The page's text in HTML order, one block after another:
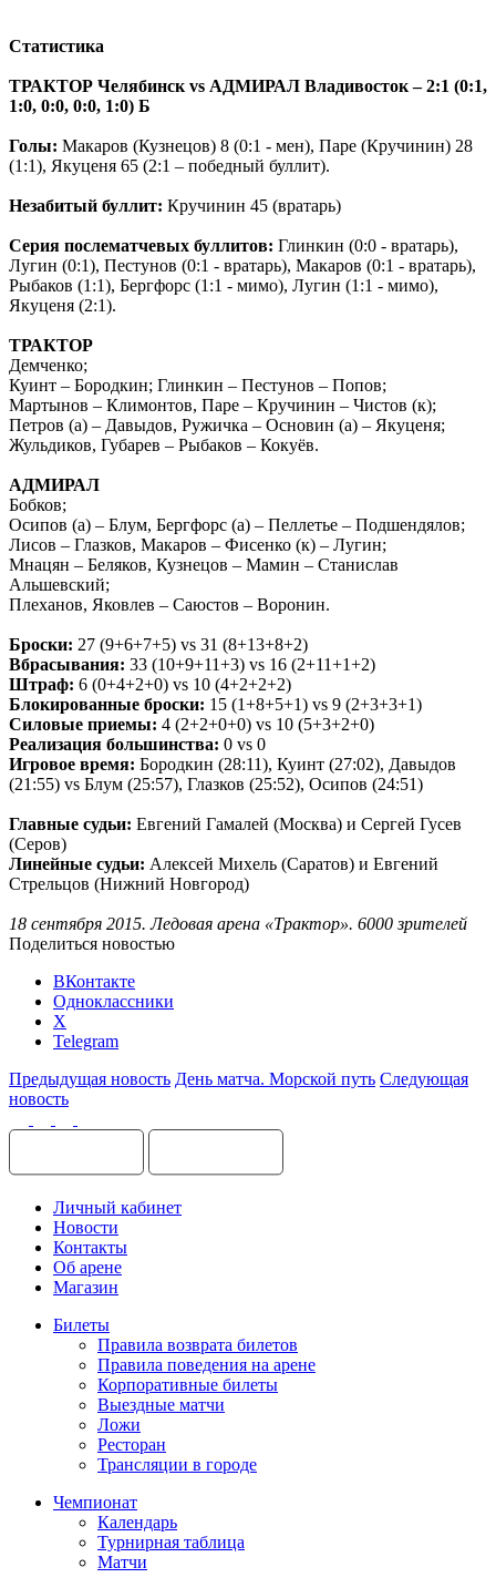
Статистика
ТРАКТОР Челябинск vs АДМИРАЛ Владивосток – 2:1 (0:1,
1:0, 0:0, 0:0, 1:0) Б
Голы: Макаров (Кузнецов) 8 (0:1 - мен), Паре (Кручинин) 28
(1:1), Якуценя 65 (2:1 – победный буллит).
Незабитый буллит: Кручинин 45 (вратарь)
Серия послематчевых буллитов: Глинкин (0:0 - вратарь),
Лугин (0:1), Пестунов (0:1 - вратарь), Макаров (0:1 - вратарь),
Рыбаков (1:1), Бергфорс (1:1 - мимо), Лугин (1:1 - мимо),
Якуценя (2:1).
ТРАКТОР
Демченко;
Куинт – Бородкин; Глинкин – Пестунов – Попов;
Мартынов – Климонтов, Паре – Кручинин – Чистов (к);
Петров (а) – Давыдов, Ружичка – Основин (а) – Якуценя;
Жульдиков, Губарев – Рыбаков – Кокуёв.
АДМИРАЛ
Бобков;
Осипов (а) – Блум, Бергфорс (а) – Пеллетье – Подшендялов;
Лисов – Глазков, Макаров – Фисенко (к) – Лугин;
Мнацян – Беляков, Кузнецов – Мамин – Станислав
Альшевский;
Плеханов, Яковлев – Саюстов – Воронин.
Броски: 27 (9+6+7+5) vs 31 (8+13+8+2)
Вбрасывания: 33 (10+9+11+3) vs 16 (2+11+1+2)
Штраф: 6 (0+4+2+0) vs 10 (4+2+2+2)
Блокированные броски: 15 (1+8+5+1) vs 9 (2+3+3+1)
Силовые приемы: 4 (2+2+0+0) vs 10 (5+3+2+0)
Реализация большинства: 0 vs 0
Игровое время: Бородкин (28:11), Куинт (27:02), Давыдов
(21:55) vs Блум (25:57), Глазков (25:52), Осипов (24:51)
Главные судьи: Евгений Гамалей (Москва) и Сергей Гусев
(Серов)
Линейные судьи: Алексей Михель (Саратов) и Евгений
Стрельцов (Нижний Новгород)
18 сентября 2015. Ледовая арена «Трактор». 6000 зрителей
Поделиться новостью
ВКонтакте
Одноклассники
X
Telegram
Предыдущая новость День матча. Морской путь Следующая
новость
Личный кабинет
Новости
Контакты
Об арене
Магазин
Билеты
Правила возврата билетов
Правила поведения на арене
Корпоративные билеты
Выездные матчи
Ложи
Ресторан
Трансляции в городе
Чемпионат
Календарь
Турнирная таблица
Матчи